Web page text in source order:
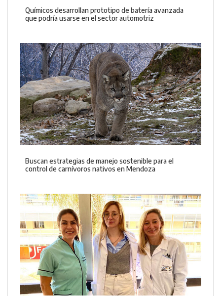
Químicos desarrollan prototipo de batería avanzada
que podría usarse en el sector automotriz
Buscan estrategias de manejo sostenible para el
control de carnívoros nativos en Mendoza